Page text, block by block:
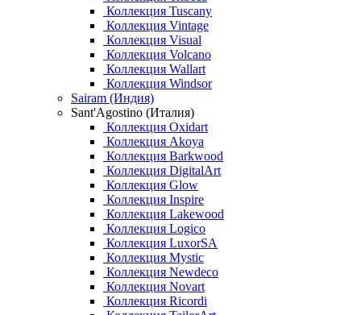
Коллекция Tuscany
Коллекция Vintage
Коллекция Visual
Коллекция Volcano
Коллекция Wallart
Коллекция Windsor
Sairam (Индия)
Sant'Agostino (Италия)
Коллекция Oxidart
Коллекция Akoya
Коллекция Barkwood
Коллекция DigitalArt
Коллекция Glow
Коллекция Inspire
Коллекция Lakewood
Коллекция Logico
Коллекция LuxorSA
Коллекция Mystic
Коллекция Newdeco
Коллекция Novart
Коллекция Ricordi